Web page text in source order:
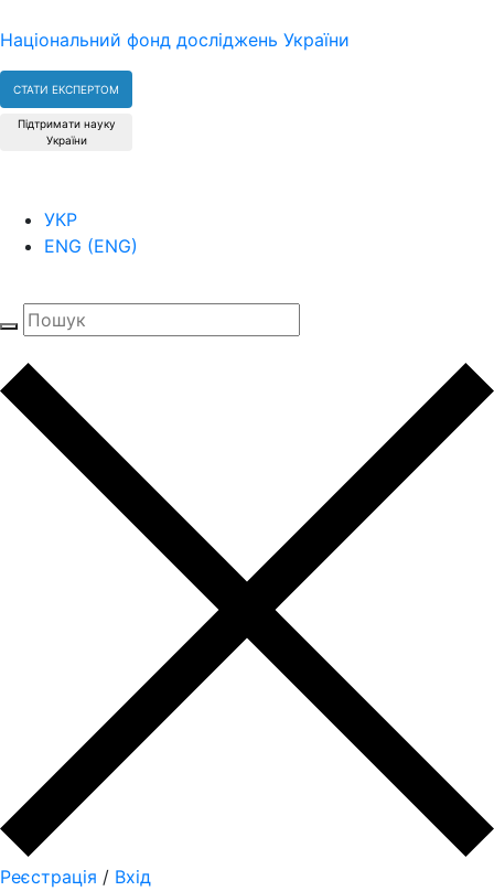
Національний фонд досліджень України
СТАТИ ЕКСПЕРТОМ
Підтримати науку
України
УКР
ENG (ENG)
Реєстрація / Вхід